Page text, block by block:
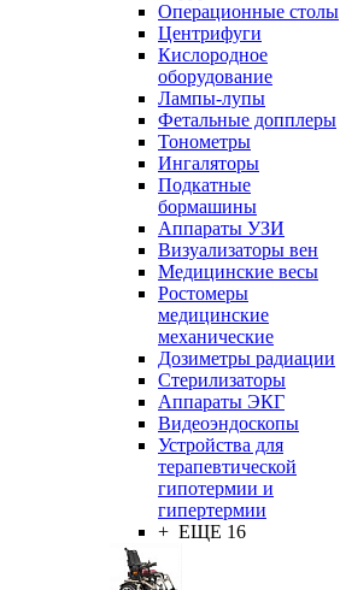
Операционные столы
Центрифуги
Кислородное
оборудование
Лампы-лупы
Фетальные допплеры
Тонометры
Ингаляторы
Подкатные
бормашины
Аппараты УЗИ
Визуализаторы вен
Медицинские весы
Ростомеры
медицинские
механические
Дозиметры радиации
Стерилизаторы
Аппараты ЭКГ
Видеоэндоскопы
Устройства для
терапевтической
гипотермии и
гипертермии
+ ЕЩЕ 16